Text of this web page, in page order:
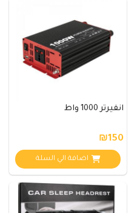
انفيرتر 1000 واط
₪150
اضافة الي السلة